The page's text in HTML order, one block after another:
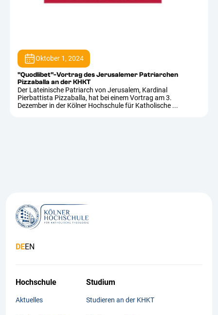
Oktober 1, 2024
"Quodlibet"-Vortrag des Jerusalemer Patriarchen
Pizzaballa an der KHKT
Der Lateinische Patriarch von Jerusalem, Kardinal
Pierbattista Pizzaballa, hat bei einem Vortrag am 3.
Dezember in der Kölner Hochschule für Katholische ...
DEEN
Hochschule
Aktuelles
Studium
Studieren an der KHKT